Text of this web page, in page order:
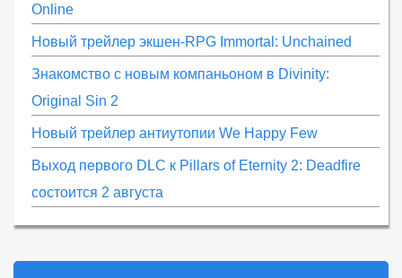
Online
Новый трейлер экшен-RPG Immortal: Unchained
Знакомство с новым компаньоном в Divinity:
Original Sin 2
Новый трейлер антиутопии We Happy Few
Выход первого DLC к Pillars of Eternity 2: Deadfire
состоится 2 августа